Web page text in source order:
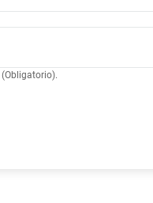
(Obligatorio).